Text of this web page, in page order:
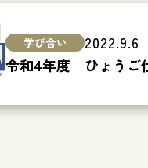
2022.9.6
令和4年度 ひょうご